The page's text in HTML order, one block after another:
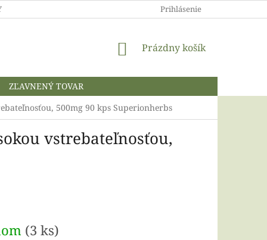
OCHRANA OSOBNÝCH ÚDAJOV Prihlásenie
NÁKUPNÝ
Prázdny košík
ZĽAVNENÝ TOVAR
500mg 90 kps Superionherbs
vstrebateľnosťou,
(3 ks)